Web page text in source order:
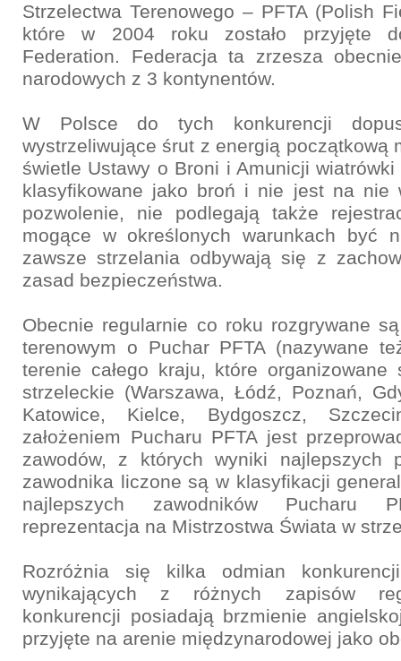
Strzelectwa Terenowego – PFTA (Polish
które w 2004 roku zostało przyjęte
Federation. Federacja ta zrzesza
narodowych z 3 kontynentów.
W Polsce do tych konkurencji
wystrzeliwujące śrut z energią początkową
świetle Ustawy o Broni i Amunicji
klasyfikowane jako broń i nie jest na nie
pozwolenie, nie podlegają także
mogące w określonych warunkach być
zawsze strzelania odbywają się z
zasad bezpieczeństwa.
Obecnie regularnie co roku rozgrywane
terenowym o Puchar PFTA (nazywane
terenie całego kraju, które
strzeleckie (Warszawa, Łódź, Poznań,
Katowice, Kielce, Bydgoszcz,
założeniem Pucharu PFTA jest
zawodów, z których wyniki najlepszych
zawodnika liczone są w klasyfikacji
najlepszych zawodników Pucharu
reprezentacja na Mistrzostwa Świata w
Rozróżnia się kilka odmian
wynikających z różnych zapisów
konkurencji posiadają brzmienie
przyjęte na arenie międzynarodowej jako